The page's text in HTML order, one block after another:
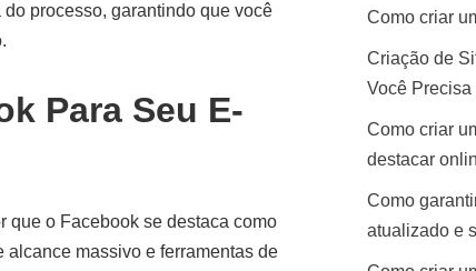
processo, garantindo que você
Para Seu E-
que o Facebook se destaca como
alcance massivo e ferramentas de
Como criar
Criação de
Você Precisa
Como criar
destacar
Como
atualizado e